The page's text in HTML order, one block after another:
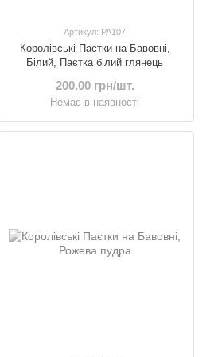
Артикул: PA107
Королівські Паєтки на Бавовні,
Білий, Паєтка білий глянець
200.00 грн/шт.
Немає в наявності